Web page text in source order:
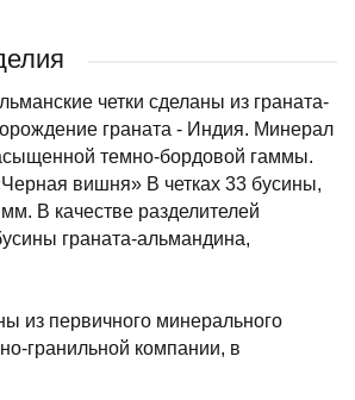
четки сделаны из граната-
граната - Индия. Минерал
темно-бордовой гаммы.
вишня» В четках 33 бусины,
В качестве разделителей
граната-альмандина,
из первичного минерального
гранильной компании, в